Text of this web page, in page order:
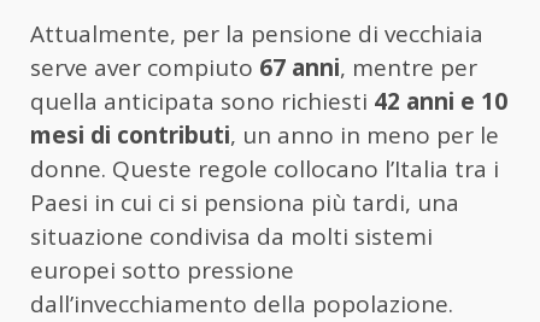
Attualmente, per la pensione di vecchiaia
serve aver compiuto 67 anni, mentre per
quella anticipata sono richiesti 42 anni e 10
mesi di contributi, un anno in meno per le
donne. Queste regole collocano l’Italia tra i
Paesi in cui ci si pensiona più tardi, una
situazione condivisa da molti sistemi
europei sotto pressione
dall’invecchiamento della popolazione.